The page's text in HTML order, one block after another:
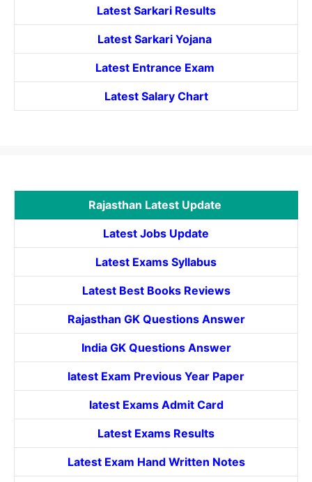
Latest Sarkari Results
Latest Sarkari Yojana
Latest Entrance Exam
Latest Salary Chart
Rajasthan Latest Update
Latest Jobs Update
Latest Exams Syllabus
Latest Best Books Reviews
Rajasthan GK Questions Answer
India GK Questions Answer
latest Exam Previous Year Paper
latest Exams Admit Card
Latest Exams Results
Latest Exam Hand Written Notes